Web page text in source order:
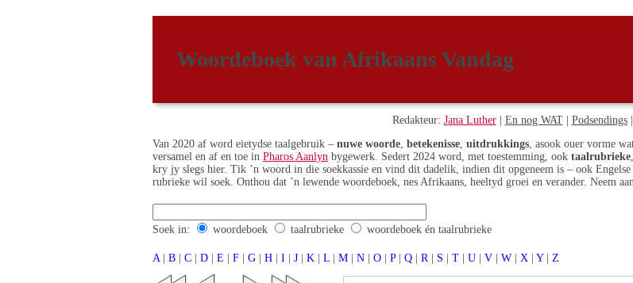
Woordeboek van Afrikaans Vandag
Redakteur: Jana Luther| En nog WAT| Podsendings|
Van 2020 af word eietydse taalgebruik – nuwe woorde betekenisse uitdrukkings , asook ouer vorme
versamel en af en toe in Pharos Aanlyn bygewerk. Sedert 2024 word, met toestemming, ook taalrubrieke
kry jy slegs hier. Tik ’n woord in die soekkassie en vind dit dadelik, indien dit opgeneem is – ook
rubrieke wil soek. Onthou dat ’n lewende woordeboek, nes Afrikaans, heeltyd groei en verander. Neem
Soek in: woordeboek taalrubrieke woordeboek én taalrubrieke
A | B | C | D | E | F | G | H | I | J | K | L | M | N | O | P | Q | R | S | T | U | V | W | X | Y | Z